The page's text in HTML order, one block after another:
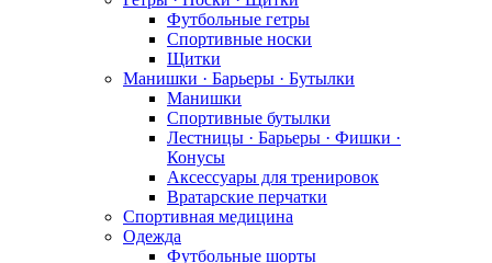
Футбольные гетры
Спортивные носки
Щитки
Манишки · Барьеры · Бутылки
Манишки
Спортивные бутылки
Лестницы · Барьеры · Фишки ·
Конусы
Аксессуары для тренировок
Вратарские перчатки
Спортивная медицина
Одежда
Футбольные шорты